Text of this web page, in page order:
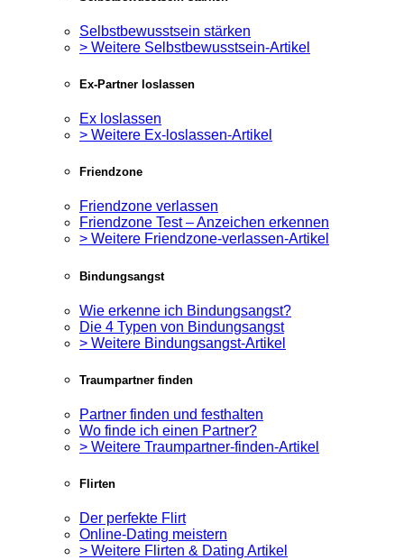
Selbstbewusstsein stärken
> Weitere Selbstbewusstsein-Artikel
Ex-Partner loslassen
Ex loslassen
> Weitere Ex-loslassen-Artikel
Friendzone
Friendzone verlassen
Friendzone Test – Anzeichen erkennen
> Weitere Friendzone-verlassen-Artikel
Bindungsangst
Wie erkenne ich Bindungsangst?
Die 4 Typen von Bindungsangst
> Weitere Bindungsangst-Artikel
Traumpartner finden
Partner finden und festhalten
Wo finde ich einen Partner?
> Weitere Traumpartner-finden-Artikel
Flirten
Der perfekte Flirt
Online-Dating meistern
> Weitere Flirten & Dating Artikel